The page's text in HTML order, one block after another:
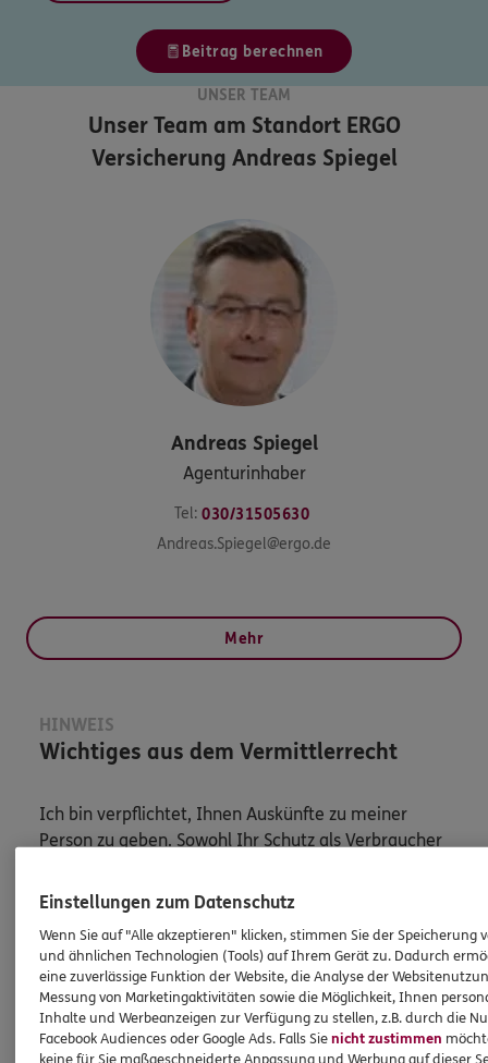
Beitrag berechnen
UNSER TEAM
Unser Team am StandortERGO
Versicherung Andreas Spiegel
Andreas Spiegel
Agenturinhaber
Tel: 030/31505630
Andreas.Spiegel@ergo.de
Mehr
HINWEIS
Wichtiges aus dem Vermittlerrecht
Ich bin verpflichtet, Ihnen Auskünfte zu meiner
Person zu geben. Sowohl Ihr Schutz als Verbraucher
dazu an. Ich biete Beratung an, für die
Versicherungsvermittlung erhalte ich Provision,
ferner sonstige Zuwendungen.
Mehr Informationen
Einstellungen zum Datenschutz
Wenn Sie auf "Alle akzeptieren" klicken, stimmen Sie der Speicherung
und ähnlichen Technologien (Tools) auf Ihrem Gerät zu. Dadurch
eine zuverlässige Funktion der Website, die Analyse der
Messung von Marketingaktivitäten sowie die Möglichkeit, Ihnen
Inhalte und Werbeanzeigen zur Verfügung zu stellen, z.B. durch die
Facebook Audiences oder Google Ads. Falls Sienicht zustimmen
keine für Sie maßgeschneiderte Anpassung und Werbung auf dieser